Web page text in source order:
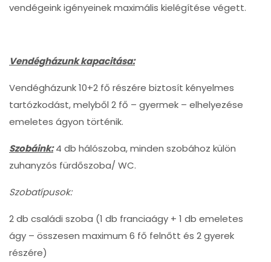
vendégeink igényeinek maximális kielégítése végett.
Vendégházunk kapacitása:
Vendégházunk 10+2 fő részére biztosít kényelmes
tartózkodást, melyből 2 fő – gyermek – elhelyezése
emeletes ágyon történik.
Szobáink:4 db hálószoba, minden szobához külön
zuhanyzós fürdőszoba/ WC.
Szobatípusok:
2 db családi szoba (1 db franciaágy + 1 db emeletes
ágy – összesen maximum 6 fő felnőtt és 2 gyerek
részére)